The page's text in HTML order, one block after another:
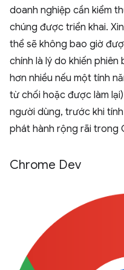
doanh nghiệp cần kiểm
chúng được triển khai.
thể sẽ không bao giờ
chính là lý do khiến
hơn nhiều nếu một tính
từ chối hoặc được làm
người dùng, trước khi
phát hành rộng rãi trong
Chrome Dev